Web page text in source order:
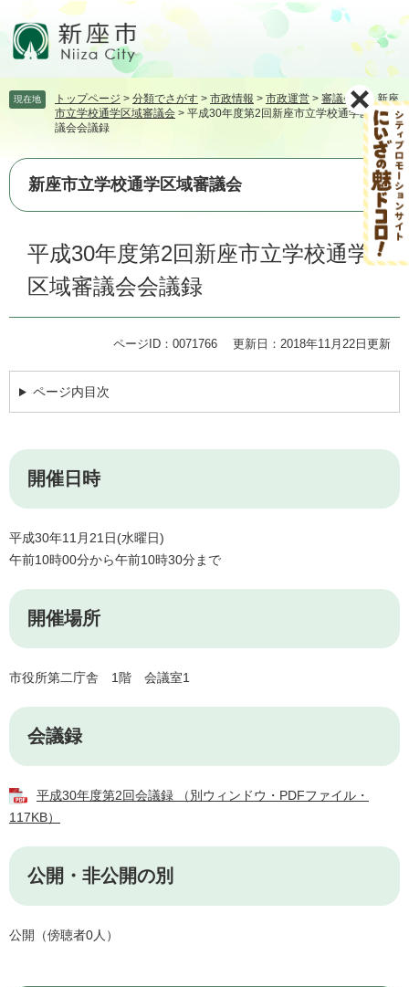
頭飛
て
文
現在地 トップページ > 分類でさがす > 市政情報 > 市政運営 > 審議会等>新座
市立学校通学区域審議会 > 平成30年度第2回新座市立学校通学区域審
議会会議録
新座市立学校通学区域審議会
平成30年度第2回新座市立学校通学
区域審議会会議録
ページID：0071766 更新日：2018年11月22日更新
ページ内目次
開催日時
平成30年11月21日(水曜日)
午前10時00分から午前10時30分まで
開催場所
市役所第二庁舎 1階 会議室1
会議録
平成30年度第2回会議録 （別ウィンドウ・PDFファイル・
117KB）
公開・非公開の別
公開（傍聴者0人）